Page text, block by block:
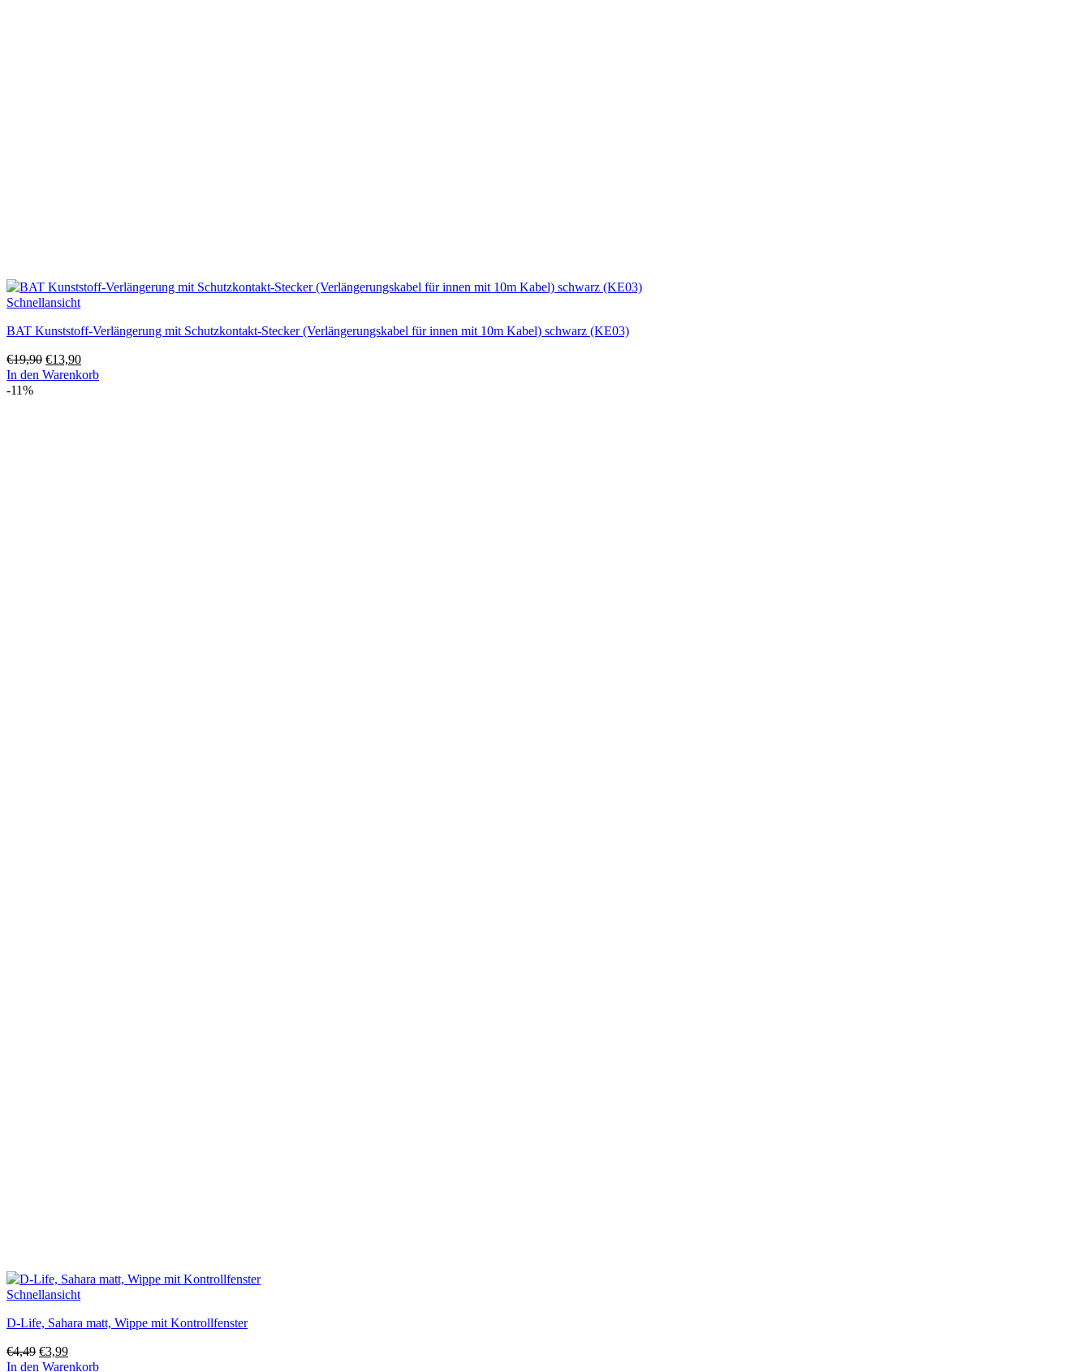
Schnellansicht
BAT Kunststoff-Verlängerung mit Schutzkontakt-Stecker (Verlängerungskabel für innen mit 10m Kabel) schwarz (KE03)
€19,90 Ursprünglicher
Preis
€13,90Aktueller
Preis
In den Warenkorb
-11%
Schnellansicht
D-Life, Sahara matt, Wippe mit Kontrollfenster
€4,49 Ursprünglicher
Preis
€3,99Aktueller
Preis
In den Warenkorb